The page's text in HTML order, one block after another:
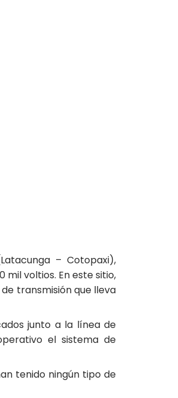
– Cotopaxi),
voltios. En este sitio,
transmisión que lleva
junto a la línea de
el sistema de
tenido ningún tipo de